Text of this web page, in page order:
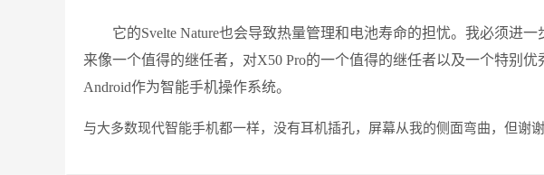
它的Svelte Nature也会导致热量管理和电池寿命的担忧。我必须进
来像一个值得的继任者，对X50 Pro的一个值得的继任者以及一个特别
Android作为智能手机操作系统。
与大多数现代智能手机都一样，没有耳机插孔，屏幕从我的侧面弯曲，但谢